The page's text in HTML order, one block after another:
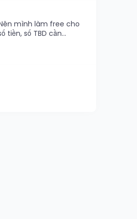
mình làm free cho
số TBD cần...